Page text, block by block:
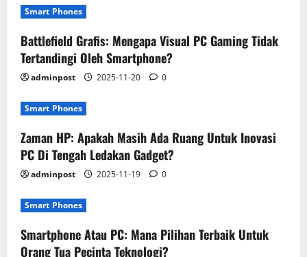
Smart Phones
Battlefield Grafis: Mengapa Visual PC Gaming Tidak
Tertandingi Oleh Smartphone?
adminpost 2025-11-20 0
Smart Phones
Zaman HP: Apakah Masih Ada Ruang Untuk Inovasi
PC Di Tengah Ledakan Gadget?
adminpost 2025-11-19 0
Smart Phones
Smartphone Atau PC: Mana Pilihan Terbaik Untuk
Orang Tua Pecinta Teknologi?